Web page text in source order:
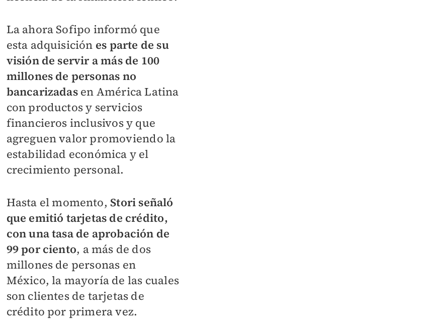
La ahora Sofipo informó que
esta adquisición es parte de su
visión de servir a más de 100
millones de personas no
bancarizadasen América Latina
con productos y servicios
financieros inclusivos y que
agreguen valor promoviendo la
estabilidad económica y el
crecimiento personal.
Hasta el momento, Stori señaló
que emitió tarjetas de crédito,
con una tasa de aprobación de
99 por ciento, a más de dos
millones de personas en
México, la mayoría de las cuales
son clientes de tarjetas de
crédito por primera vez.